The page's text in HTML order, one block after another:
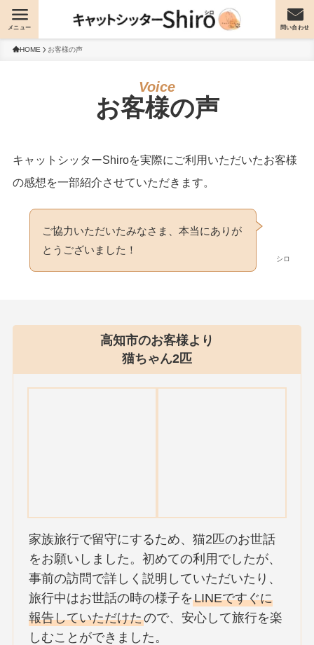
問い合わせ
メニュー
HOME お客様の声
お客様の声
キャットシッターShiroを実際にご利用いただいたお客様
の感想を一部紹介させていただきます。
シロ
ご協力いただいたみなさま、本当にありが
とうございました！
高知市のお客様より
猫ちゃん2匹
家族旅行で留守にするため、猫2匹のお世話
をお願いしました。初めての利用でしたが、
事前の訪問で詳しく説明していただいたり、
旅行中はお世話の時の様子をLINEですぐに
報告していただけたので、安心して旅行を楽
しむことができました。